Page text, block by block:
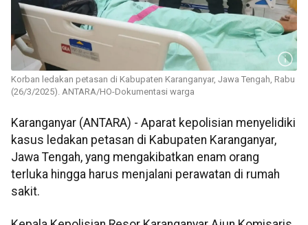
Korban ledakan petasan di Kabupaten Karanganyar, Jawa Tengah, Rabu
(26/3/2025). ANTARA/HO-Dokumentasi warga
Karanganyar (ANTARA) - Aparat kepolisian menyelidiki
kasus ledakan petasan di Kabupaten Karanganyar,
Jawa Tengah, yang mengakibatkan enam orang
terluka hingga harus menjalani perawatan di rumah
sakit.